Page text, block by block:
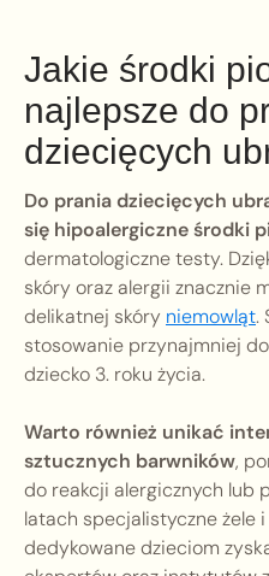
Jakie środki
najlepsze do
dziecięcych
Do prania dziecięcych
się hipoalergiczne środki
dermatologiczne testy.
skóry oraz alergii znacznie
delikatnej skóry niemowląt.
stosowanie przynajmniej
dziecko 3. roku życia.
Warto również unikać
sztucznych barwników,
do reakcji alergicznych lub
latach specjalistyczne żele
dedykowane dzieciom